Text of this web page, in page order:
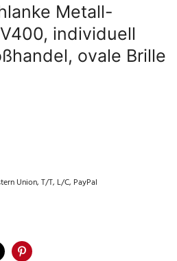
Metall-
individuell
ovale Brille
Union, T/T, L/C, PayPal